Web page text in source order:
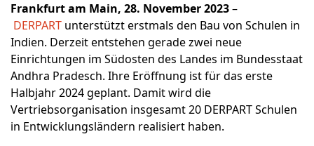
Frankfurt am Main, 28. November 2023–
DERPART unterstützt erstmals den Bau von Schulen in
Indien. Derzeit entstehen gerade zwei neue
Einrichtungen im Südosten des Landes im Bundesstaat
Andhra Pradesch. Ihre Eröffnung ist für das erste
Halbjahr 2024 geplant. Damit wird die
Vertriebsorganisation insgesamt 20 DERPART Schulen
in Entwicklungsländern realisiert haben.